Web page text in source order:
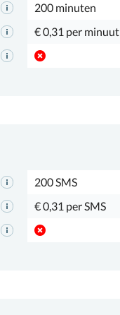
200 minuten
€ 0,31 per minuut
200 SMS
€ 0,31 per SMS